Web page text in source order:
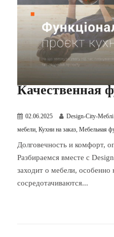
Качественная
02.06.2025 Design-City-Меблі
мебели ,Кухни на заказ ,Мебельная
Долговечность и комфорт,
Разбираемся вместе с
заходит о мебели, особенно
сосредотачиваются...